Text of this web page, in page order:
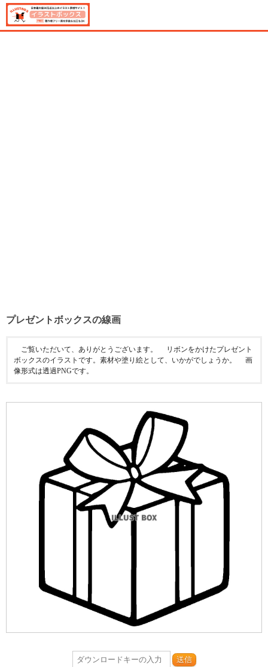
プレゼントボックスの線画
ご覧いただいて、ありがとうございます。 リボンをかけたプレゼント
ボックスのイラストです。素材や塗り絵として、いかがでしょうか。 画
像形式は透過PNGです。
送信